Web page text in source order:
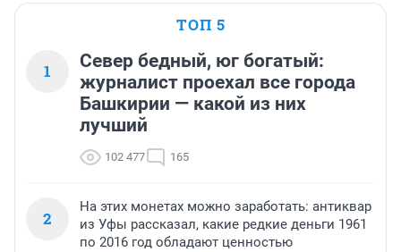
ТОП 5
1
Север бедный, юг богатый:
журналист проехал все города
Башкирии — какой из них
лучший
102 477 165
2
На этих монетах можно заработать: антиквар
из Уфы рассказал, какие редкие деньги 1961
по 2016 год обладают ценностью